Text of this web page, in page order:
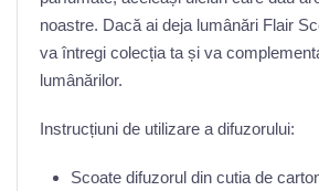
noastre. Dacă ai deja lumânări Flair
va întregi colecția ta și va
lumânărilor.
Instrucțiuni de utilizare a difuzorului:
Scoate difuzorul din cutia de